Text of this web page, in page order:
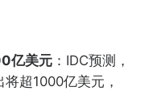
亿美元：IDC预测，
超1000亿美元，